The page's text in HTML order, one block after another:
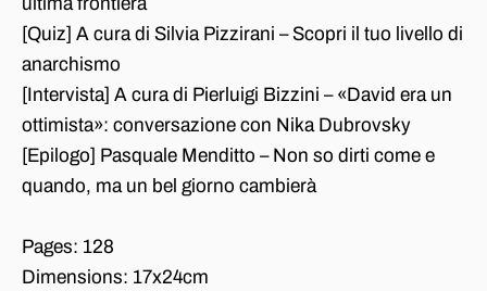
[Quiz] A cura di Silvia Pizzirani – Scopri il tuo livello di
anarchismo
[Intervista] A cura di Pierluigi Bizzini – «David era un
ottimista»: conversazione con Nika Dubrovsky
[Epilogo] Pasquale Menditto – Non so dirti come e
quando, ma un bel giorno cambierà
Pages: 128
Dimensions: 17x24cm